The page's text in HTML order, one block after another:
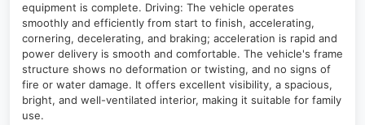
equipment is complete. Driving: The vehicle operates
smoothly and efficiently from start to finish, accelerating,
cornering, decelerating, and braking; acceleration is rapid and
power delivery is smooth and comfortable. The vehicle's frame
structure shows no deformation or twisting, and no signs of
fire or water damage. It offers excellent visibility, a spacious,
bright, and well-ventilated interior, making it suitable for family
use.